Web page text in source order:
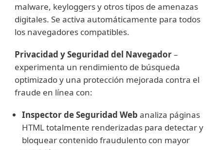
malware, keyloggers y otros tipos de amenazas
digitales. Se activa automáticamente para todos
los navegadores compatibles.
Privacidad y Seguridad del Navegador–
experimenta un rendimiento de búsqueda
optimizado y una protección mejorada contra el
fraude en línea con:
Inspector de Seguridad Web analiza páginas
HTML totalmente renderizadas para detectar y
bloquear contenido fraudulento con mayor